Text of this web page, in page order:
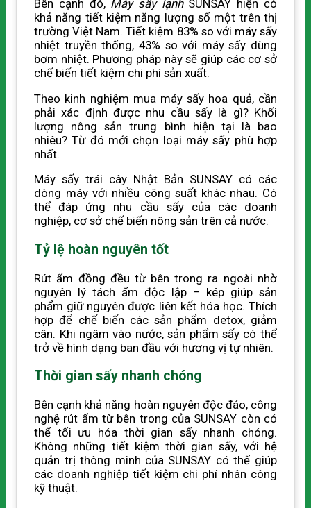
Bên cạnh đó, Máy sấy lạnhSUNSAY hiện có
khả năng tiết kiệm năng lượng số một trên thị
trường Việt Nam. Tiết kiệm 83% so với máy sấy
nhiệt truyền thống, 43% so với máy sấy dùng
bơm nhiệt. Phương pháp này sẽ giúp các cơ sở
chế biến tiết kiệm chi phí sản xuất.
Theo kinh nghiệm mua máy sấy hoa quả, cần
phải xác định được nhu cầu sấy là gì? Khối
lượng nông sản trung bình hiện tại là bao
nhiêu? Từ đó mới chọn loại máy sấy phù hợp
nhất.
Máy sấy trái cây Nhật Bản SUNSAY có các
dòng máy với nhiều công suất khác nhau. Có
thể đáp ứng nhu cầu sấy của các doanh
nghiệp, cơ sở chế biến nông sản trên cả nước.
Tỷ lệ hoàn nguyên tốt
Rút ẩm đồng đều từ bên trong ra ngoài nhờ
nguyên lý tách ẩm độc lập – kép giúp sản
phẩm giữ nguyên được liên kết hóa học. Thích
hợp để chế biến các sản phẩm detox, giảm
cân. Khi ngâm vào nước, sản phẩm sấy có thể
trở về hình dạng ban đầu với hương vị tự nhiên.
Thời gian sấy nhanh chóng
Bên cạnh khả năng hoàn nguyên độc đáo, công
nghệ rút ẩm từ bên trong của SUNSAY còn có
thể tối ưu hóa thời gian sấy nhanh chóng.
Không những tiết kiệm thời gian sấy, với hệ
quản trị thông minh của SUNSAY có thể giúp
các doanh nghiệp tiết kiệm chi phí nhân công
kỹ thuật.